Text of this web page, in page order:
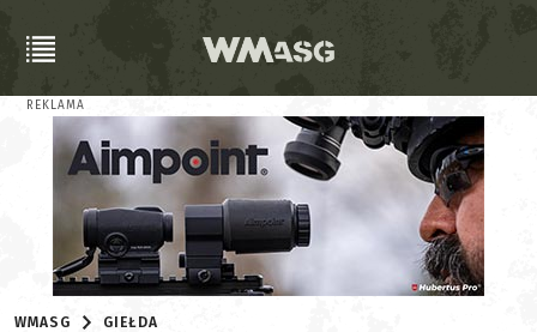
REKLAMA
WMASG GIEŁDA